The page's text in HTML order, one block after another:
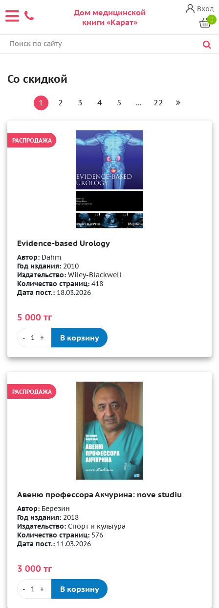
Дом медицинской
книги «Карат»
Вход
0
Со скидкой
1 2 3 4 5 ... 22
РАСПРОДАЖА
Evidence-based Urology
Автор: Dahm
Год издания: 2010
Издательство: Wiley-Blackwell
Количество страниц: 418
Дата пост.: 18.03.2026
5 000 тг
- + В корзину
РАСПРОДАЖА
Авеню профессора Акчурина: nove studiu
Автор: Березин
Год издания: 2018
Издательство: Спорт и культура
Количество страниц: 576
Дата пост.: 11.03.2026
3 000 тг
- + В корзину